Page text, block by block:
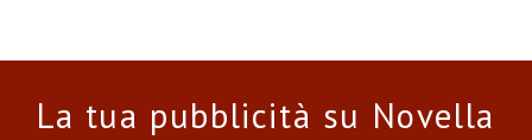
La tua pubblicità su Novella